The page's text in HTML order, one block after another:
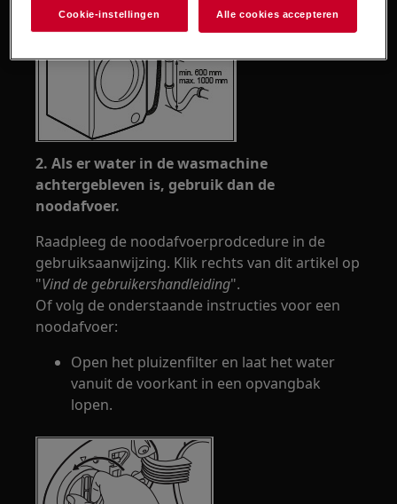
2. Als er water in de wasmachine
achtergebleven is, gebruik dan de
noodafvoer.
Raadpleeg de noodafvoerprodcedure in de
gebruiksaanwijzing. Klik rechts van dit artikel op
"Vind de gebruikershandleiding".
Of volg de onderstaande instructies voor een
noodafvoer:
Open het pluizenfilter en laat het water
vanuit de voorkant in een opvangbak
lopen.
Cookie-instellingen Alle cookies accepteren